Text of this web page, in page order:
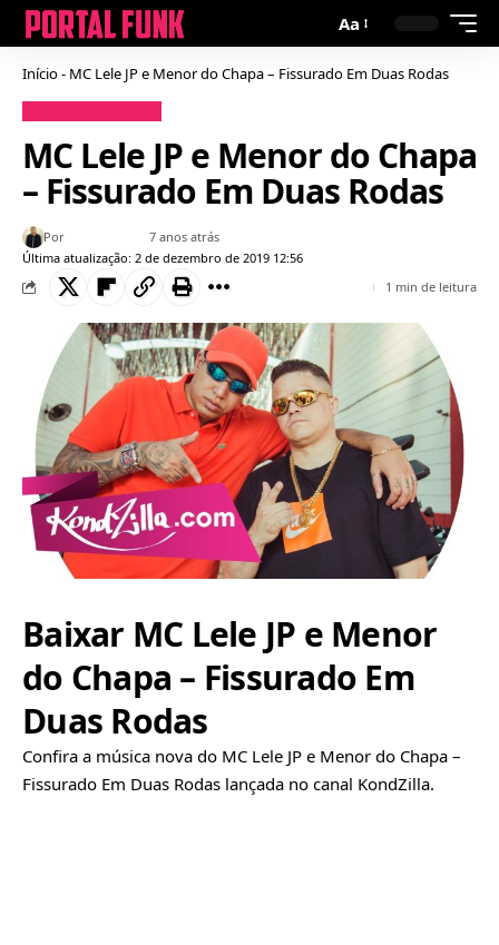
Aa
Início- MC Lele JP e Menor do Chapa – Fissurado Em Duas Rodas
MC Lele JP e Menor do Chapa
– Fissurado Em Duas Rodas
Última atualização: 2 de dezembro de 2019 12:56
Por Bruno Gabriel7 anos atrás
1 min de leitura
Baixar MC Lele JP e Menor
do Chapa – Fissurado Em
Duas Rodas
Confira a música nova do MC Lele JP e Menor do Chapa –
Fissurado Em Duas Rodas lançada no canal KondZilla.